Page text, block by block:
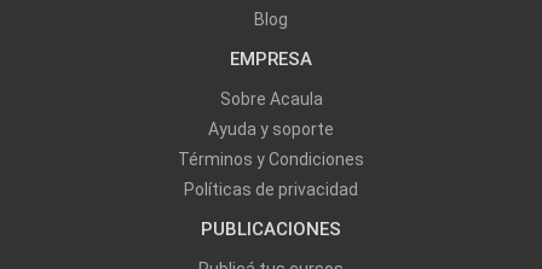
Blog
EMPRESA
Sobre Acaula
Ayuda y soporte
Términos y Condiciones
Políticas de privacidad
PUBLICACIONES